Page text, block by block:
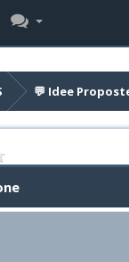
💬 Idee